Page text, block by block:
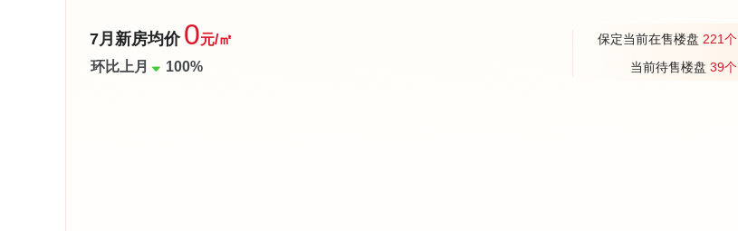
7月新房均价 0元/㎡
环比上月
100%
保定当前在售楼盘 221个
当前待售楼盘 39个